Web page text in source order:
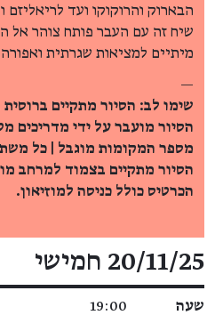
הבארוק והרוקוקו ועד לריאליזם
שיח זה עם העבר פותח צוהר אל
מיתיים למציאות שגרתית
—
שימו לב: הסיור מתקיים
הסיור מועבר על ידי מדריכים
מספר המקומות מוגבל | כל
הסיור מתקיים בצמוד למרחב
הכרטיס כולל כניסה למוזיאון.
פרטי האירוע
20/11/25 חמישי
שעה 19:00